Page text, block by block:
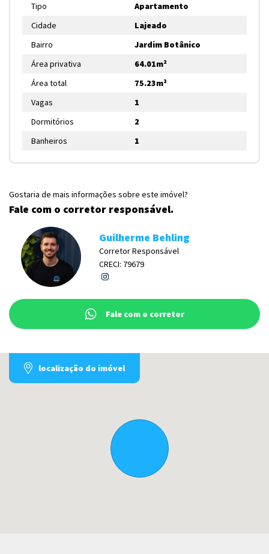
Tipo
Apartamento
Cidade
Lajeado
Bairro
Jardim Botânico
Área privativa
64.01m²
Área total
75.23m²
Vagas
1
Dormitórios
2
Banheiros
1
Gostaria de mais informações sobre este imóvel?
Fale com o corretor responsável.
Guilherme Behling
Corretor Responsável
CRECI: 79679
Fale com o corretor
localização do imóvel